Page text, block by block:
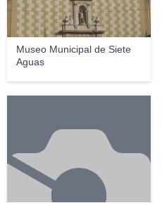
Museo Municipal de Siete
Aguas